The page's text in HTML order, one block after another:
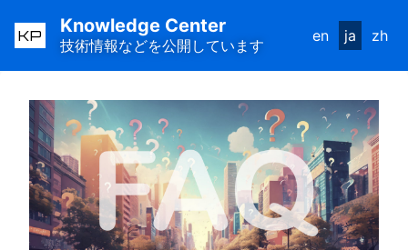
KP Knowledge Center
技術情報などを公開しています
en ja zh